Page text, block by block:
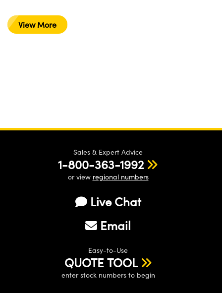
View More
Sales & Expert Advice
1-800-363-1992
or view regional numbers
Live Chat
Email
Easy-to-Use
QUOTE TOOL
enter stock numbers to begin